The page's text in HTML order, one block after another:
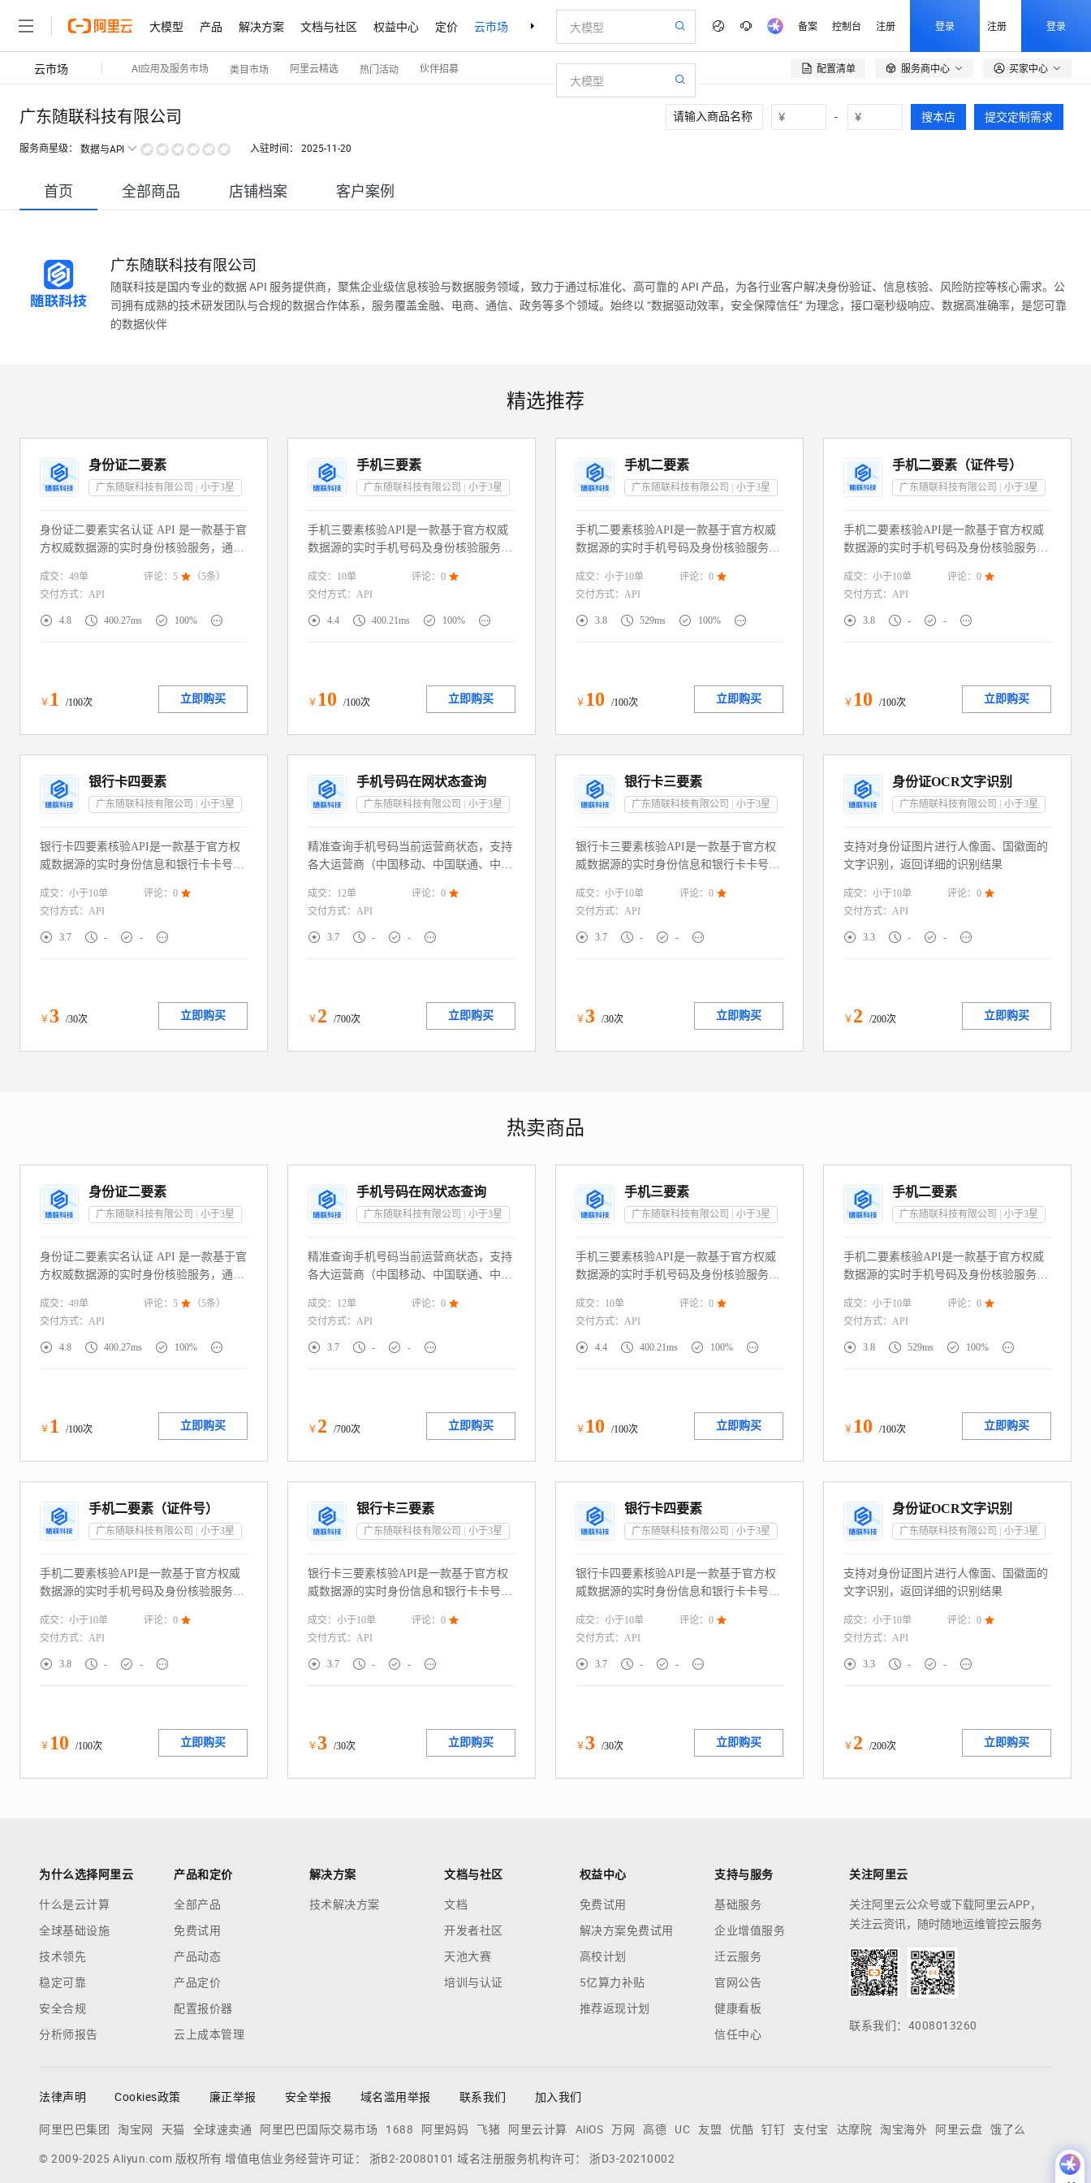
大模型 产品 解决方案 文档与社区 权益中心 定价 云市场 合作伙伴 支持与服务 了解阿里云 备案 控制台 注册 登录 注册 登录
云市场 AI应用及服务市场 类目市场 阿里云精选 热门活动 伙伴招募 配置清单  服务商中心 买家中心
广东随联科技有限公司
服务商星级： 数据与API 入驻时间： 2025-11-20
¥ - ¥ 搜本店 提交定制需求
首页 全部商品 店铺档案 客户案例
广东随联科技有限公司
随联科技是国内专业的数据 API 服务提供商，聚焦企业级信息核验与数据服务领域，致力于通过标准化、高可靠的 API 产品，为各行业客户解决身份验证、信息核验、风险防控等核心需求。公
司拥有成熟的技术研发团队与合规的数据合作体系，服务覆盖金融、电商、通信、政务等多个领域。始终以 “数据驱动效率，安全保障信任” 为理念，接口毫秒级响应、数据高准确率，是您可靠
的数据伙伴
精选推荐
身份证二要素
广东随联科技有限公司 小于3星
身份证二要素实名认证 API 是一款基于官
方权威数据源的实时身份核验服务，通过
性，快速判定身份信息真实性。服务直连
权威渠道，毫秒级返回核验结果，同时支
持解析年龄、生日、归属地等附加信息。
假注册与欺诈风险。
成交： 49单 评论： 5  （5条）
交付方式： API
 4.8  400.27ms  100% 
￥ 1 /100次 立即购买
手机三要素
广东随联科技有限公司 小于3星
手机三要素核验API是一款基于官方权威
数据源的实时手机号码及身份核验服务，
+手机号码”实名信息 一致性，快速判定用
户身份信息真实性。服务直连权威渠道，
毫秒级返回核验结果。广泛适配金融风
险。
成交： 10单 评论： 0 
交付方式： API
 4.4  400.21ms  100% 
￥ 10 /100次 立即购买
手机二要素
广东随联科技有限公司 小于3星
手机二要素核验API是一款基于官方权威
数据源的实时手机号码及身份核验服务，
名信息 一致性，快速判定用户身份信息真
实性。服务直连权威渠道，毫秒级返回核
验结果。广泛适配金融风控、游戏防沉
成交： 小于10单 评论： 0 
交付方式： API
 3.8  529ms  100% 
￥ 10 /100次 立即购买
手机二要素（证件号）
广东随联科技有限公司 小于3星
手机二要素核验API是一款基于官方权威
数据源的实时手机号码及身份核验服务，
实名信息 一致性，快速判定用户身份信息
真实性。服务直连权威渠道，毫秒级返回
核验结果。广泛适配金融风控、游戏防沉
成交： 小于10单 评论： 0 
交付方式： API
 3.8  -  - 
￥ 10 /100次 立即购买
银行卡四要素
广东随联科技有限公司 小于3星
银行卡四要素核验API是一款基于官方权
威数据源的实时身份信息和银行卡卡号一
名+身份证号码+银行卡号码+手机号码”信
息 一致性，快速判定用户身份和银行卡信
息真实性。服务直连权威渠道，毫秒级返
信息与欺诈风险。
成交： 小于10单 评论： 0 
交付方式： API
 3.7  -  - 
￥ 3 /30次 立即购买
手机号码在网状态查询
广东随联科技有限公司 小于3星
精准查询手机号码当前运营商状态，支持
各大运营商（中国移动、中国联通、中国
号、在网、停机、沉默号、风险号、库无
号（未知号码）等状态，返回的响应结果
信息权威、准确、低延迟。
成交： 12单 评论： 0 
交付方式： API
 3.7  -  - 
￥ 2 /700次 立即购买
银行卡三要素
广东随联科技有限公司 小于3星
银行卡三要素核验API是一款基于官方权
威数据源的实时身份信息和银行卡卡号一
名+身份证号码+银行卡号码”信息 一致
性，快速判定用户身份和银行卡信息真实
性。服务直连权威渠道，毫秒级返回核验
欺诈风险。
成交： 小于10单 评论： 0 
交付方式： API
 3.7  -  - 
￥ 3 /30次 立即购买
身份证OCR文字识别
广东随联科技有限公司 小于3星
支持对身份证图片进行人像面、国徽面的
文字识别，返回详细的识别结果
成交： 小于10单 评论： 0 
交付方式： API
 3.3  -  - 
￥ 2 /200次 立即购买
热卖商品
身份证二要素
广东随联科技有限公司 小于3星
身份证二要素实名认证 API 是一款基于官
方权威数据源的实时身份核验服务，通过
性，快速判定身份信息真实性。服务直连
权威渠道，毫秒级返回核验结果，同时支
持解析年龄、生日、归属地等附加信息。
假注册与欺诈风险。
成交： 49单 评论： 5  （5条）
交付方式： API
 4.8  400.27ms  100% 
￥ 1 /100次 立即购买
手机号码在网状态查询
广东随联科技有限公司 小于3星
精准查询手机号码当前运营商状态，支持
各大运营商（中国移动、中国联通、中国
号、在网、停机、沉默号、风险号、库无
号（未知号码）等状态，返回的响应结果
信息权威、准确、低延迟。
成交： 12单 评论： 0 
交付方式： API
 3.7  -  - 
￥ 2 /700次 立即购买
手机三要素
广东随联科技有限公司 小于3星
手机三要素核验API是一款基于官方权威
数据源的实时手机号码及身份核验服务，
+手机号码”实名信息 一致性，快速判定用
户身份信息真实性。服务直连权威渠道，
毫秒级返回核验结果。广泛适配金融风
险。
成交： 10单 评论： 0 
交付方式： API
 4.4  400.21ms  100% 
￥ 10 /100次 立即购买
手机二要素
广东随联科技有限公司 小于3星
手机二要素核验API是一款基于官方权威
数据源的实时手机号码及身份核验服务，
名信息 一致性，快速判定用户身份信息真
实性。服务直连权威渠道，毫秒级返回核
验结果。广泛适配金融风控、游戏防沉
成交： 小于10单 评论： 0 
交付方式： API
 3.8  529ms  100% 
￥ 10 /100次 立即购买
手机二要素（证件号）
广东随联科技有限公司 小于3星
手机二要素核验API是一款基于官方权威
数据源的实时手机号码及身份核验服务，
实名信息 一致性，快速判定用户身份信息
真实性。服务直连权威渠道，毫秒级返回
核验结果。广泛适配金融风控、游戏防沉
成交： 小于10单 评论： 0 
交付方式： API
 3.8  -  - 
￥ 10 /100次 立即购买
银行卡三要素
广东随联科技有限公司 小于3星
银行卡三要素核验API是一款基于官方权
威数据源的实时身份信息和银行卡卡号一
名+身份证号码+银行卡号码”信息 一致
性，快速判定用户身份和银行卡信息真实
性。服务直连权威渠道，毫秒级返回核验
欺诈风险。
成交： 小于10单 评论： 0 
交付方式： API
 3.7  -  - 
￥ 3 /30次 立即购买
银行卡四要素
广东随联科技有限公司 小于3星
银行卡四要素核验API是一款基于官方权
威数据源的实时身份信息和银行卡卡号一
名+身份证号码+银行卡号码+手机号码”信
息 一致性，快速判定用户身份和银行卡信
息真实性。服务直连权威渠道，毫秒级返
信息与欺诈风险。
成交： 小于10单 评论： 0 
交付方式： API
 3.7  -  - 
￥ 3 /30次 立即购买
身份证OCR文字识别
广东随联科技有限公司 小于3星
支持对身份证图片进行人像面、国徽面的
文字识别，返回详细的识别结果
成交： 小于10单 评论： 0 
交付方式： API
 3.3  -  - 
￥ 2 /200次 立即购买
为什么选择阿里云
什么是云计算
全球基础设施
技术领先
稳定可靠
安全合规
分析师报告
产品和定价
全部产品
免费试用
产品动态
产品定价
配置报价器
云上成本管理
解决方案
技术解决方案
文档与社区
文档
开发者社区
天池大赛
培训与认证
权益中心
免费试用
解决方案免费试用
高校计划
5亿算力补贴
推荐返现计划
支持与服务
基础服务
企业增值服务
迁云服务
官网公告
健康看板
信任中心
关注阿里云
关注阿里云公众号或下载阿里云APP，
关注云资讯，随时随地运维管控云服务
联系我们：4008013260
法律声明 Cookies政策 廉正举报 安全举报 域名滥用举报 联系我们 加入我们
阿里巴巴集团 淘宝网 天猫 全球速卖通 阿里巴巴国际交易市场 1688 阿里妈妈 飞猪 阿里云计算 AliOS 万网 高德 UC 友盟 优酷 钉钉 支付宝 达摩院 淘宝海外 阿里云盘 饿了么
© 2009-2025 Aliyun.com 版权所有 增值电信业务经营许可证： 浙B2-20080101 域名注册服务机构许可： 浙D3-20210002